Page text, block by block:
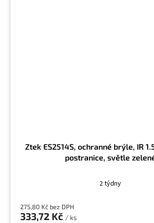
Ztek ES2514S, ochranné brýle, IR
postranice, světle
2 týdny
275,80 Kč bez DPH
333,72 Kč / ks